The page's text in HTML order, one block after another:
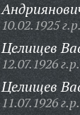
10.02.1925 г.р.
Целищев
12.07.1926 г.р.
Целищев
11.07.1926 г.р.